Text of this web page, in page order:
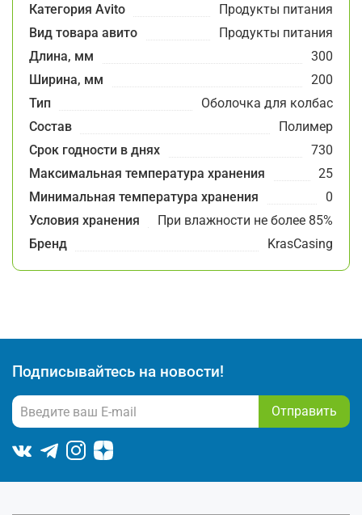
Категория Avito
Продукты питания
Вид товара авито
Продукты питания
Длина, мм
300
Ширина, мм
200
Тип
Оболочка для колбас
Состав
Полимер
Срок годности в днях
730
Максимальная температура хранения
25
Минимальная температура хранения
0
Условия хранения
При влажности не более 85%
Бренд
KrasCasing
Подписывайтесь на новости!
Отправить